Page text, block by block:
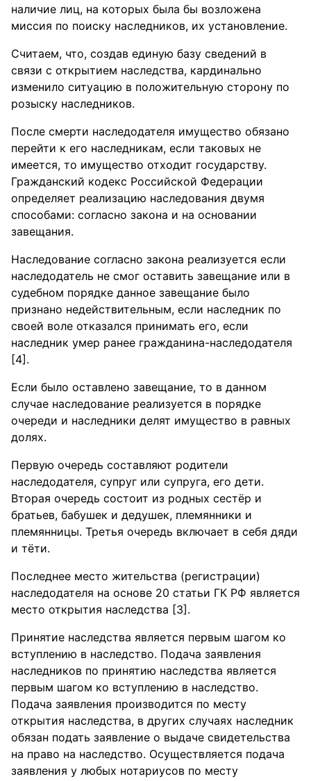
наличие лиц, на которых была бы возложена
миссия по поиску наследников, их установление.
Считаем, что, создав единую базу сведений в
связи с открытием наследства, кардинально
изменило ситуацию в положительную сторону по
розыску наследников.
После смерти наследодателя имущество обязано
перейти к его наследникам, если таковых не
имеется, то имущество отходит государству.
Гражданский кодекс Российской Федерации
определяет реализацию наследования двумя
способами: согласно закона и на основании
завещания.
Наследование согласно закона реализуется если
наследодатель не смог оставить завещание или в
судебном порядке данное завещание было
признано недействительным, если наследник по
своей воле отказался принимать его, если
наследник умер ранее гражданина-наследодателя
[4].
Если было оставлено завещание, то в данном
случае наследование реализуется в порядке
очереди и наследники делят имущество в равных
долях.
Первую очередь составляют родители
наследодателя, супруг или супруга, его дети.
Вторая очередь состоит из родных сестёр и
братьев, бабушек и дедушек, племянники и
племянницы. Третья очередь включает в себя дяди
и тёти.
Последнее место жительства (регистрации)
наследодателя на основе 20 статьи ГК РФ является
место открытия наследства [3].
Принятие наследства является первым шагом ко
вступлению в наследство. Подача заявления
наследников по принятию наследства является
первым шагом ко вступлению в наследство.
Подача заявления производится по месту
открытия наследства, в других случаях наследник
обязан подать заявление о выдаче свидетельства
на право на наследство. Осуществляется подача
заявления у любых нотариусов по месту